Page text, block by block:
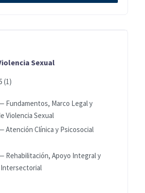
Sexual
(1)
Fundamentos, Marco Legal y
Violencia Sexual
Atención Clínica y Psicosocial
Rehabilitación, Apoyo Integral y